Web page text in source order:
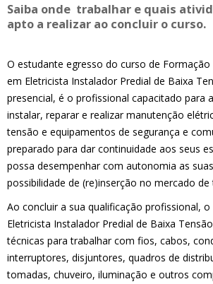
Saiba onde trabalhar e quais
apto a realizar ao concluir o curso.
O estudante egresso do curso de Formação
em Eletricista Instalador Predial de Baixa
presencial, é o profissional capacitado para
instalar, reparar e realizar manutenção
tensão e equipamentos de segurança e
preparado para dar continuidade aos seus
possa desempenhar com autonomia as
possibilidade de (re)inserção no mercado de
Ao concluir a sua qualificação profissional,
Eletricista Instalador Predial de Baixa
técnicas para trabalhar com fios, cabos,
interruptores, disjuntores, quadros de
tomadas, chuveiro, iluminação e outros